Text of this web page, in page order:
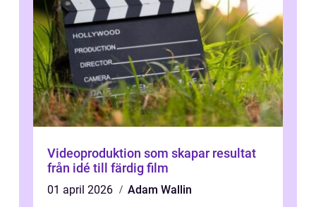
Videoproduktion som skapar resultat
från idé till färdig film
01 april 2026
Adam Wallin